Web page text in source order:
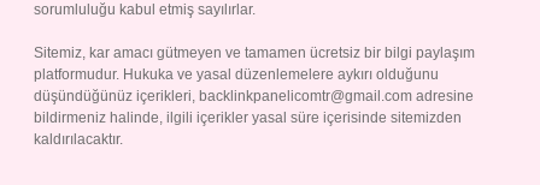
sorumluluğu kabul etmiş sayılırlar.
Sitemiz, kar amacı gütmeyen ve tamamen ücretsiz bir bilgi paylaşım
platformudur. Hukuka ve yasal düzenlemelere aykırı olduğunu
düşündüğünüz içerikleri, backlinkpanelicomtr@gmail.com adresine
bildirmeniz halinde, ilgili içerikler yasal süre içerisinde sitemizden
kaldırılacaktır.